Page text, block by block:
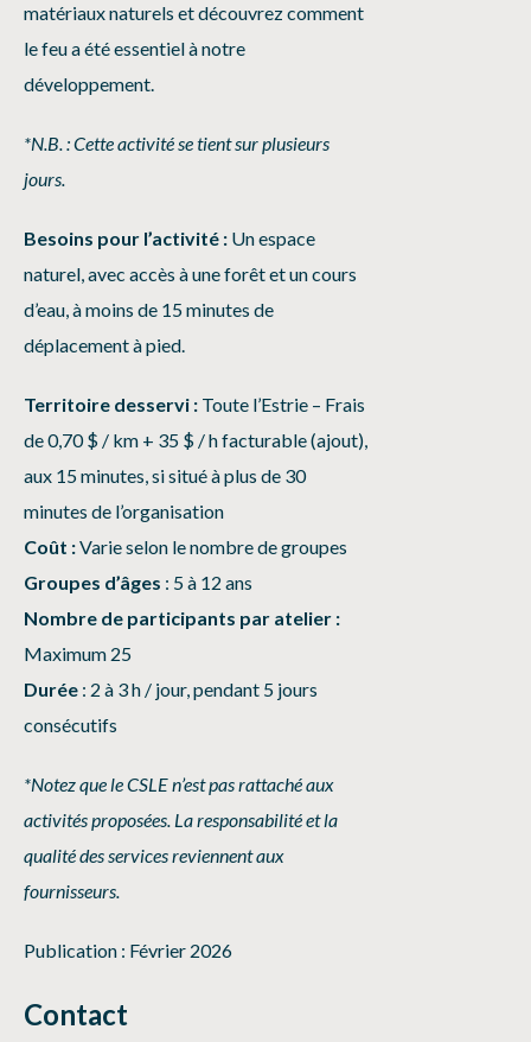
matériaux naturels et découvrez comment
le feu a été essentiel à notre
développement.
*N.B. : Cette activité se tient sur plusieurs
jours.
Besoins pour l’activité : Un espace
naturel, avec accès à une forêt et un cours
d’eau, à moins de 15 minutes de
déplacement à pied.
Territoire desservi : Toute l’Estrie – Frais
de 0,70 $ / km + 35 $ / h facturable (ajout),
aux 15 minutes, si situé à plus de 30
minutes de l’organisation
Coût :Varie selon le nombre de groupes
Groupes d’âges : 5 à 12 ans
Nombre de participants par atelier :
Maximum 25
Durée : 2 à 3 h / jour, pendant 5 jours
consécutifs
*Notez que le CSLE n’est pas rattaché aux
activités proposées. La responsabilité et la
qualité des services reviennent aux
fournisseurs.
Publication : Février 2026
Contact